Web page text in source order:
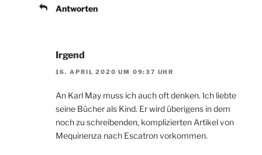
Antworten
Irgend
16. APRIL 2020 UM 09:37 UHR
An Karl May muss ich auch oft denken. Ich liebte
seine Bücher als Kind. Er wird überigens in dem
noch zu schreibenden, komplizierten Artikel von
Mequinenza nach Escatron vorkommen.